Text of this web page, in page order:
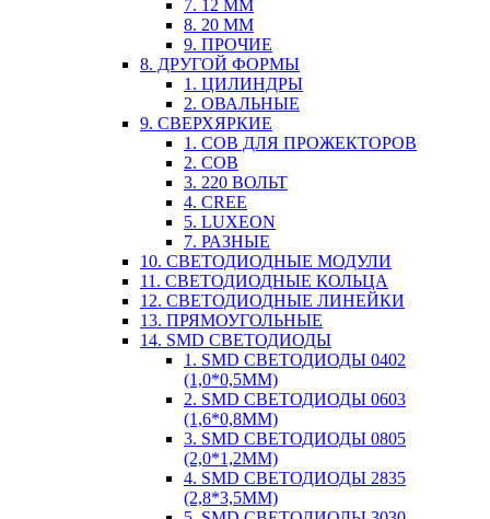
7. 12 ММ
8. 20 ММ
9. ПРОЧИЕ
8. ДРУГОЙ ФОРМЫ
1. ЦИЛИНДРЫ
2. ОВАЛЬНЫЕ
9. СВЕРХЯРКИЕ
1. COB ДЛЯ ПРОЖЕКТОРОВ
2. COB
3. 220 ВОЛЬТ
4. CREE
5. LUXEON
7. РАЗНЫЕ
10. СВЕТОДИОДНЫЕ МОДУЛИ
11. СВЕТОДИОДНЫЕ КОЛЬЦА
12. СВЕТОДИОДНЫЕ ЛИНЕЙКИ
13. ПРЯМОУГОЛЬНЫЕ
14. SMD СВЕТОДИОДЫ
1. SMD СВЕТОДИОДЫ 0402
(1,0*0,5ММ)
2. SMD СВЕТОДИОДЫ 0603
(1,6*0,8ММ)
3. SMD СВЕТОДИОДЫ 0805
(2,0*1,2ММ)
4. SMD СВЕТОДИОДЫ 2835
(2,8*3,5ММ)